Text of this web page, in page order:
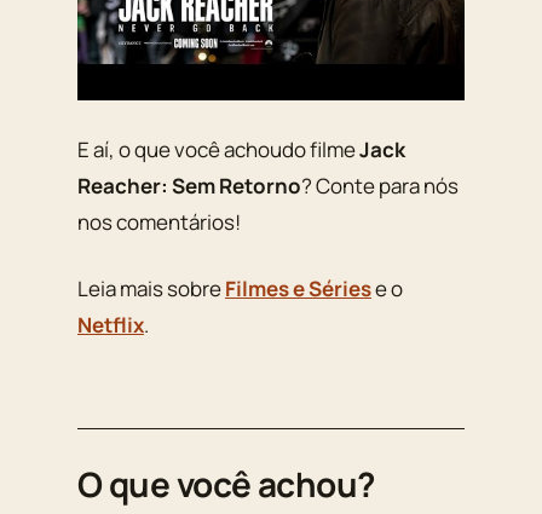
E aí, o que você achoudo filmeJack
Reacher: Sem Retorno? Conte para nós
nos comentários!
Leia mais sobreFilmes e Sériese o
Netflix.
O que você achou?